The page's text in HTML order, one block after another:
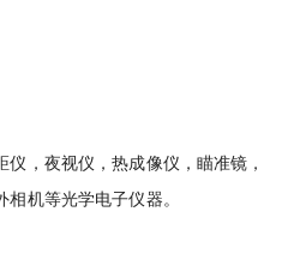
，夜视仪，热成像仪，瞄准镜，
机等光学电子仪器。